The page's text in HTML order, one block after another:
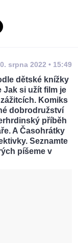
srpna 2022 • 15:49
dětské knížky
Jak si užít film je
Komiks
dobrodružství
příběh
A Časohrátky
Seznamte
píšeme v